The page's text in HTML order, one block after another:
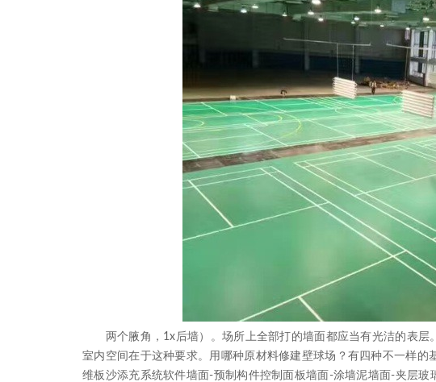
两个腋角，1x后墙）。场所上全部打的墙面都应当有光洁的表层
室内空间在于这种要求。用哪种原材料修建壁球场？有四种不一样
维板沙添充系统软件墙面-预制构件控制面板墙面-涂墙泥墙面-夹层